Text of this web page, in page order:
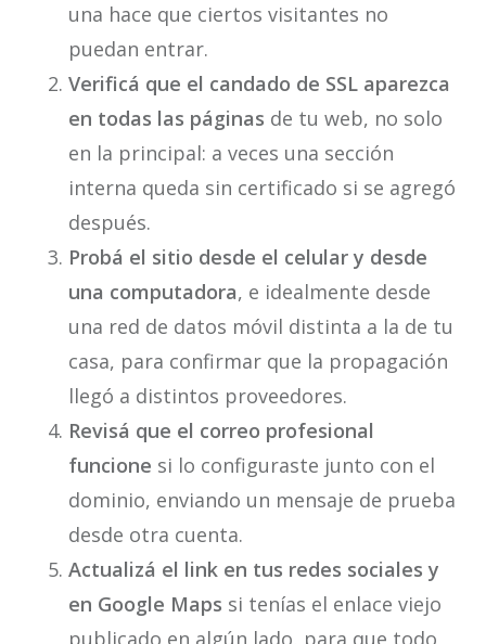
una hace que ciertos visitantes no
puedan entrar.
Verificá que el candado de SSL aparezca
en todas las páginas de tu web, no solo
en la principal: a veces una sección
interna queda sin certificado si se agregó
después.
Probá el sitio desde el celular y desde
una computadora, e idealmente desde
una red de datos móvil distinta a la de tu
casa, para confirmar que la propagación
llegó a distintos proveedores.
Revisá que el correo profesional
funcione si lo configuraste junto con el
dominio, enviando un mensaje de prueba
desde otra cuenta.
Actualizá el link en tus redes sociales y
en Google Maps si tenías el enlace viejo
publicado en algún lado, para que todo